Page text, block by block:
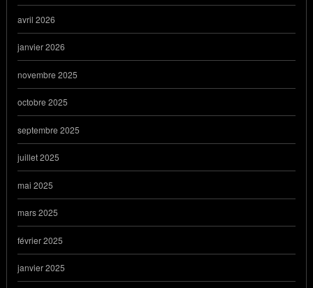
avril 2026
janvier 2026
novembre 2025
octobre 2025
septembre 2025
juillet 2025
mai 2025
mars 2025
février 2025
janvier 2025